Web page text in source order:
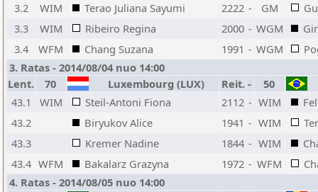
3.2
WIM Terao Juliana Sayumi 2222 - GM
3.3
WIM Ribeiro Regina 2000 - WGM
3.4
WFM Chang Suzana 1991 - WGM
3. Ratas - 2014/08/04 nuo 14:00
Lent.
70 Luxembourg (LUX) Reit. -
50
43.1
WIM Steil-Antoni Fiona 2112 - WIM
43.2
Biryukov Alice 1941 - WIM
43.3
Kremer Nadine 1844 - WIM
43.4 WFM Bakalarz Grazyna 1972 - WFM
4. Ratas - 2014/08/05 nuo 14:00